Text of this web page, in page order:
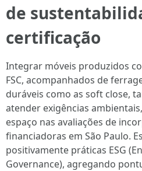
de
certificação
Integrar móveis produzidos
FSC, acompanhados de
duráveis como as soft close,
atender exigências
espaço nas avaliações de
financiadoras em São Paulo.
positivamente práticas ESG
Governance), agregando